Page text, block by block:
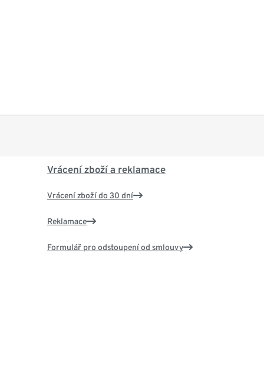
Vrácení zboží a reklamace
Vrácení zboží do 30 dní
Reklamace
Formulář pro odstoupení od smlouvy